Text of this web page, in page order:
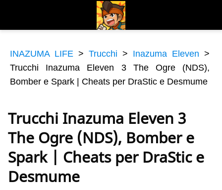
INAZUMA LIFE >Trucchi > Inazuma Eleven >
Trucchi Inazuma Eleven 3 The Ogre (NDS),
Bomber e Spark | Cheats per DraStic e Desmume
Trucchi Inazuma Eleven 3
The Ogre (NDS), Bomber e
Spark | Cheats per DraStic e
Desmume